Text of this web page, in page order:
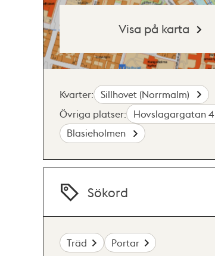
Visa på karta
Kvarter:
Sillhovet (Norrmalm)
Övriga platser:
Hovslagargatan 4
Blasieholmen
Sökord
Träd Portar